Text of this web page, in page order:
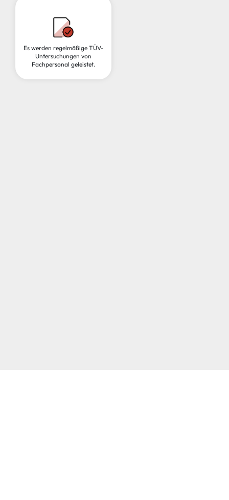
Es werden regelmäßige TÜV-
Untersuchungen von
Fachpersonal geleistet.